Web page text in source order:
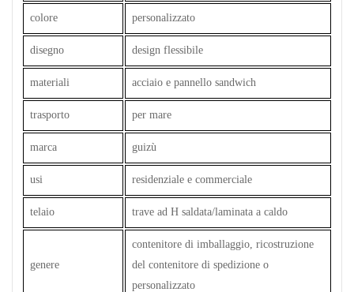
colore personalizzato
disegno design flessibile
materiali acciaio e pannello sandwich
trasporto per mare
marca guizù
usi residenziale e commerciale
telaio trave ad H saldata/laminata a caldo
genere
contenitore di imballaggio, ricostruzione
del contenitore di spedizione o
personalizzato